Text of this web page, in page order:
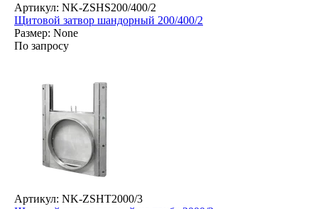
Артикул: NK-ZSHS200/400/2
Щитовой затвор шандорный 200/400/2
Размер: None
По запросу
Артикул: NK-ZSHT2000/3